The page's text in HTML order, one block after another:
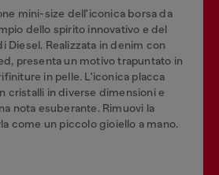
mini-size dell'iconica borsa da
dello spirito innovativo e del
Diesel. Realizzata in denim con
presenta un motivo trapuntato in
in pelle. L'iconica placca
cristalli in diverse dimensioni e
nota esuberante. Rimuovi la
come un piccolo gioiello a mano.